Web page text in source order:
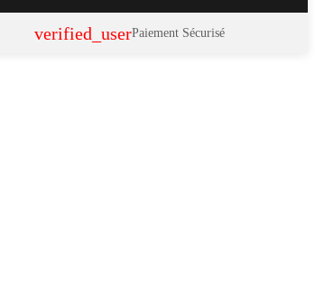
verified_userPaiement Sécurisé